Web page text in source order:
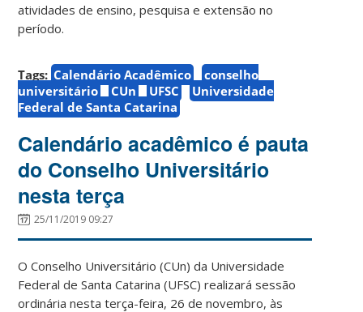
atividades de ensino, pesquisa e extensão no
período.
Tags: Calendário Acadêmico
conselho
universitário
CUn UFSC
Universidade
Federal de Santa Catarina
Calendário acadêmico é pauta
do Conselho Universitário
nesta terça
25/11/2019 09:27
O Conselho Universitário (CUn) da Universidade
Federal de Santa Catarina (UFSC) realizará sessão
ordinária nesta terça-feira, 26 de novembro, às